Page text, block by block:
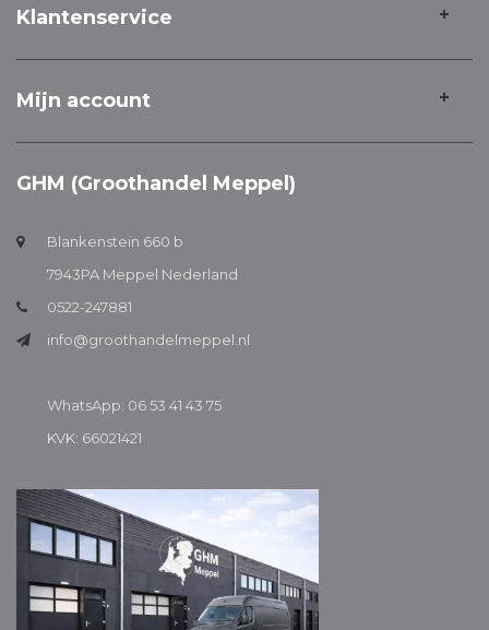
Klantenservice
Mijn account
GHM (Groothandel Meppel)
Blankenstein 660 b
7943PA Meppel Nederland
0522-247881
info@groothandelmeppel.nl
WhatsApp: 06 53 41 43 75
KVK: 66021421